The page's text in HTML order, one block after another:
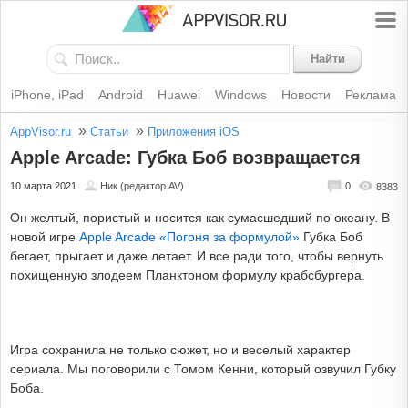
Найти
iPhone, iPad Android Huawei Windows Новости Реклама
AppVisor.ru » Статьи » Приложения iOS
Apple Arcade: Губка Боб возвращается
10 марта 2021 Ник (редактор AV) 8383
0
Он желтый, пористый и носится как сумасшедший по океану. В
новой игре Apple Arcade «Погоня за формулой» Губка Боб
бегает, прыгает и даже летает. И все ради того, чтобы вернуть
похищенную злодеем Планктоном формулу крабсбургера.
Игра сохранила не только сюжет, но и веселый характер
сериала. Мы поговорили с Томом Кенни, который озвучил Губку
Боба.